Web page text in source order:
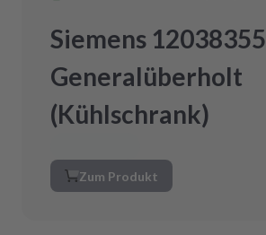
Siemens 12038355
Generalüberholt
(Kühlschrank)
Zum Produkt